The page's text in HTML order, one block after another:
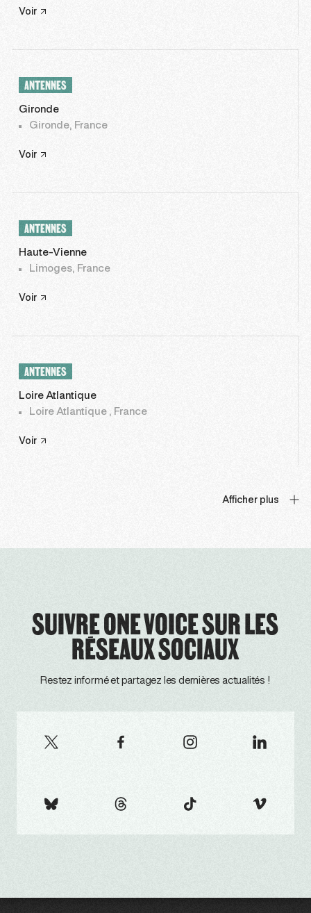
Voir
ANTENNES
Gironde
Gironde, France
Voir
ANTENNES
Haute-Vienne
Limoges, France
Voir
ANTENNES
Loire Atlantique
Loire Atlantique , France
Voir
Afficher plus
SUIVRE ONE VOICE SUR LES
RÉSEAUX SOCIAUX
Restez informé et partagez les dernières actualités !